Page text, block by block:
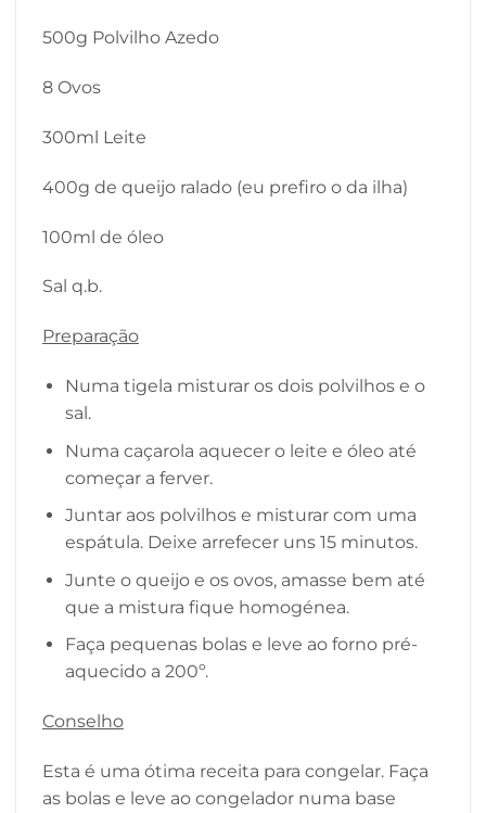
500g Polvilho Azedo
8 Ovos
300ml Leite
400g de queijo ralado (eu prefiro o da ilha)
100ml de óleo
Sal q.b.
Preparação
Numa tigela misturar os dois polvilhos e o
sal.
Numa caçarola aquecer o leite e óleo até
começar a ferver.
Juntar aos polvilhos e misturar com uma
espátula. Deixe arrefecer uns 15 minutos.
Junte o queijo e os ovos, amasse bem até
que a mistura fique homogénea.
Faça pequenas bolas e leve ao forno pré-
aquecido a 200º.
Conselho
Esta é uma ótima receita para congelar. Faça
as bolas e leve ao congelador numa base